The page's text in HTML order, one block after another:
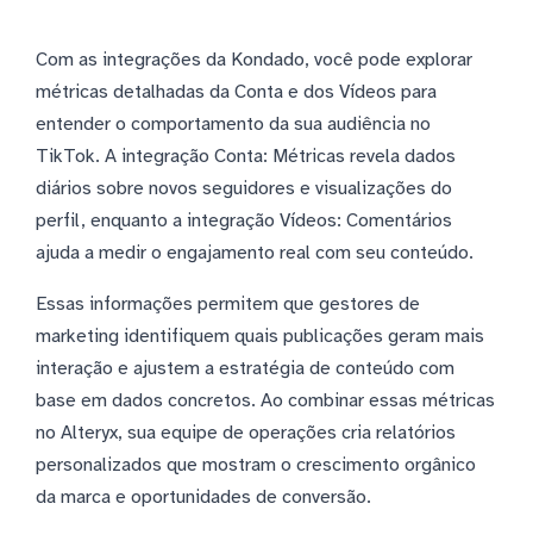
Com as integrações da Kondado, você pode explorar
métricas detalhadas da Conta e dos Vídeos para
entender o comportamento da sua audiência no
TikTok. A integração Conta: Métricas revela dados
diários sobre novos seguidores e visualizações do
perfil, enquanto a integração Vídeos: Comentários
ajuda a medir o engajamento real com seu conteúdo.
Essas informações permitem que gestores de
marketing identifiquem quais publicações geram mais
interação e ajustem a estratégia de conteúdo com
base em dados concretos. Ao combinar essas métricas
no Alteryx, sua equipe de operações cria relatórios
personalizados que mostram o crescimento orgânico
da marca e oportunidades de conversão.